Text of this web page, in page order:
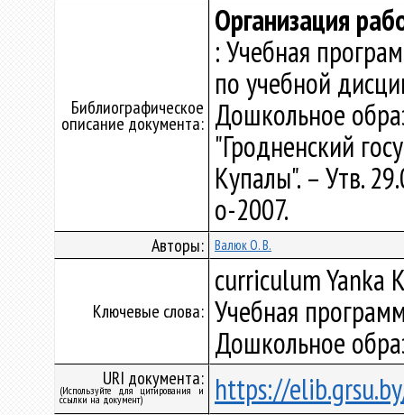
Библиографическое
описание документа:
Организация
: Учебная
по учебной
Дошкольное
"Гродненский
Купалы". – Утв.
о-2007.
Авторы: Валюк О. В.
Ключевые слова:
curriculum Yanka
Учебная
Дошкольное
URI документа:
(Используйте для цитирования и
ссылки на документ) https://